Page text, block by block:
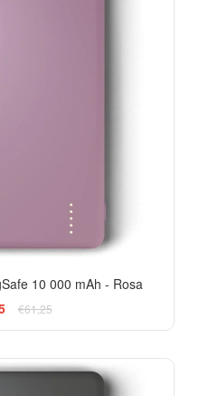
10 000 mAh - Rosa
€61,25